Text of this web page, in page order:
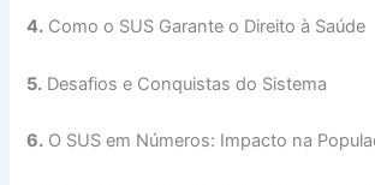
4. Como o SUS Garante o Direito à Saúde
5. Desafios e Conquistas do Sistema
6. O SUS em Números: Impacto na